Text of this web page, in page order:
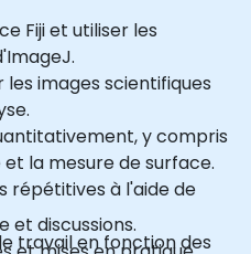
Fiji et utiliser les
images scientifiques
y compris
la mesure de surface.
répétitives à l'aide de
travail en fonction des
et discussions.